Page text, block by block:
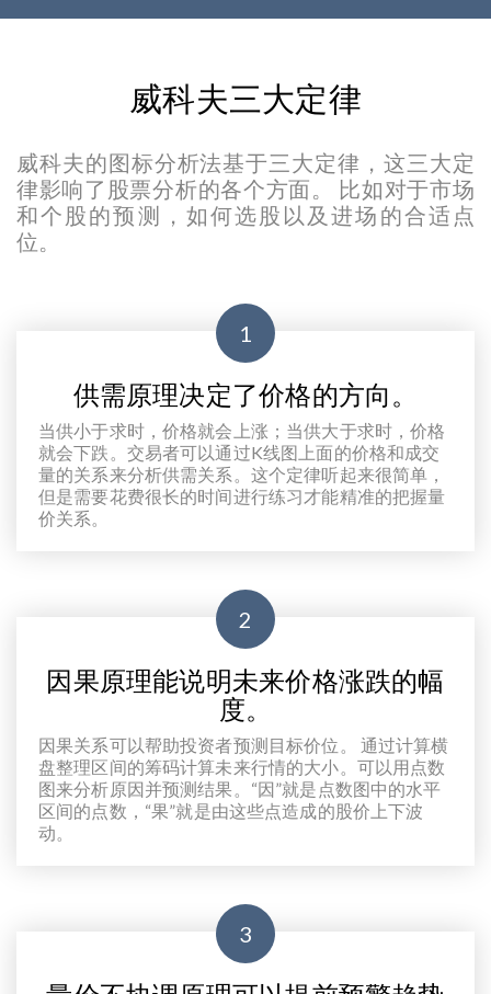
威科夫三大定律
威科夫的图标分析法基于三大定律，这三大定
律影响了股票分析的各个方面。 比如对于市场
和个股的预测，如何选股以及进场的合适点
位。
1
供需原理决定了价格的方向。
当供小于求时，价格就会上涨；当供大于求时，价格
就会下跌。交易者可以通过K线图上面的价格和成交
量的关系来分析供需关系。这个定律听起来很简单，
但是需要花费很长的时间进行练习才能精准的把握量
价关系。
2
因果原理能说明未来价格涨跌的幅
度。
因果关系可以帮助投资者预测目标价位。 通过计算横
盘整理区间的筹码计算未来行情的大小。可以用点数
图来分析原因并预测结果。“因”就是点数图中的水平
区间的点数，“果”就是由这些点造成的股价上下波
动。
3